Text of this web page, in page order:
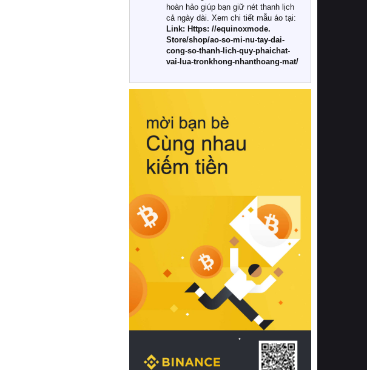
Khác với các dòng sản phẩm thông
thường, những bộ chăn ga gối đệm
cao cấp trải qua quy trình sản xuất
nghiêm ngặt từ khâu chọn lọc nguyên
liệu tự nhiên đến công nghệ dệt
nhuộm hiện đại không chứa hóa chất
này, bạn sẽ cảm nhận rõ rệt sự khác
hồi chuẩn xác của phần đệm nâng đỡ
cột sống.
Bên cạnh đó, việc lựa chọn các dòng
sản phẩm đạt chuẩn chất lượng quốc
tế còn giúp ngăn ngừa tình trạng kích
khuẩn và nấm mốc trong điều kiện
thời tiết nóng ẩm. Bạn có thể tìm hiểu
thêm các nghiên cứu khoa học về tác
động của giấc ngủ và môi trường
phòng ngủ đối với sức khỏe con
người tại Sleep Foundation (External
Link) để có cái nhìn toàn diện hơn.
2. Các tiêu chí vàng khi lựa chọn
chăn ga gối đệm cao cấp cho phòng
ngủ
Để sở hữu một bộ chăn ga gối đệm
cao cấp hoàn hảo cả về thẩm mỹ lẫn
công năng, người tiêu dùng cần cân
nhắc kỹ lưỡng các tiêu chí quan trọng
hoàn hảo giúp bạn giữ nét thanh lịch
cả ngày dài. Xem chi tiết mẫu áo tại:
Link: Https: //equinoxmode.
Store/shop/ao-so-mi-nu-tay-dai-
cong-so-thanh-lich-quy-phaichat-
vai-lua-tronkhong-nhanthoang-mat/